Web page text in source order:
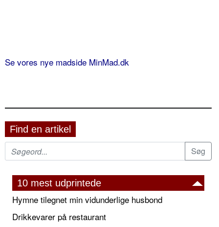
Se vores nye madside MinMad.dk
Find en artikel
10 mest udprintede
Hymne tilegnet min vidunderlige husbond
Drikkevarer på restaurant